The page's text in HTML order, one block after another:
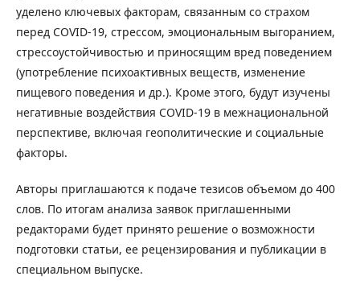
уделено ключевых факторам, связанным со страхом
перед COVID-19, стрессом, эмоциональным выгоранием,
стрессоустойчивостью и приносящим вред поведением
(употребление психоактивных веществ, изменение
пищевого поведения и др.). Кроме этого, будут изучены
негативные воздействия COVID-19 в межнациональной
перспективе, включая геополитические и социальные
факторы.
Авторы приглашаются к подаче тезисов объемом до 400
слов. По итогам анализа заявок приглашенными
редакторами будет принято решение о возможности
подготовки статьи, ее рецензирования и публикации в
специальном выпуске.